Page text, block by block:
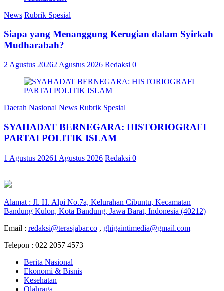
News Rubrik Spesial
Siapa yang Menanggung Kerugian dalam Syirkah
Mudharabah?
2 Agustus 20262 Agustus 2026 Redaksi 0
Daerah Nasional News Rubrik Spesial
SYAHADAT BERNEGARA: HISTORIOGRAFI
PARTAI POLITIK ISLAM
1 Agustus 20261 Agustus 2026 Redaksi 0
Alamat : Jl. H. Alpi No.7a, Kelurahan Cibuntu, Kecamatan
Bandung Kulon, Kota Bandung, Jawa Barat, Indonesia (40212)
Email : redaksi@terasjabar.co , ghigaintimedia@gmail.com
Telepon : 022 2057 4573
Berita Nasional
Ekonomi & Bisnis
Kesehatan
Olahraga